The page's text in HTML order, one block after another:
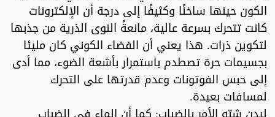
الكون حينها ساخنًا وكثيفًا إلى درجة أن الإلكترونات
كانت تتحرك بسرعة عالية، مانعةً النوى الذرية من جذبها
لتكوين ذرات. هذا يعني أن الفضاء الكوني كان مليئا
بجسيمات حرة تصطدم باستمرار بأشعة الضوء، مما أدى
إلى حبس الفوتونات وعدم قدرتها على التحرك
لمسافات بعيدة.